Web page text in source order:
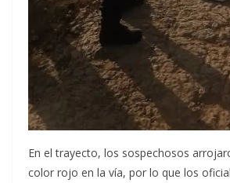
En el trayecto, los sospechosos
color rojo en la vía, por lo que los